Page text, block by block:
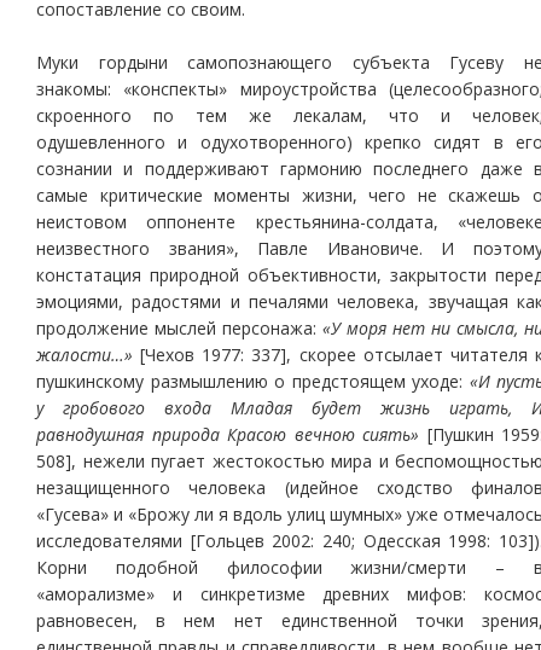
сопоставление со своим.
Муки гордыни самопознающего субъекта Гусеву
знакомы: «конспекты» мироустройства
скроенного по тем же лекалам, что и
одушевленного и одухотворенного) крепко сидят в
сознании и поддерживают гармонию последнего даже
самые критические моменты жизни, чего не скажешь
неистовом оппоненте крестьянина-солдата,
неизвестного звания», Павле Ивановиче. И
констатация природной объективности, закрытости
эмоциями, радостями и печалями человека, звучащая
продолжение мыслей персонажа: «У моря нет ни смысла,
жалости…» [Чехов 1977: 337], скорее отсылает читателя
пушкинскому размышлению о предстоящем уходе: «И
у гробового входа Младая будет жизнь играть,
равнодушная природа Красою вечною сиять» [Пушкин
508], нежели пугает жестокостью мира и
незащищенного человека (идейное сходство
«Гусева» и «Брожу ли я вдоль улиц шумных» уже
исследователями [Гольцев 2002: 240; Одесская 1998:
Корни подобной философии жизни/смерти –
«аморализме» и синкретизме древних мифов:
равновесен, в нем нет единственной точки